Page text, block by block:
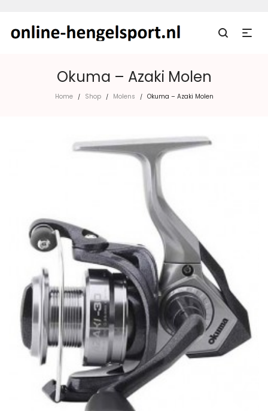
Okuma – Azaki Molen
Home / Shop / Molens / Okuma – Azaki Molen